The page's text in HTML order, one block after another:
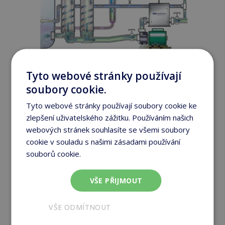
Proces úpravy vody ve
vířivce MARQUIS
Skimmer Vortex System zachytí
všechny povrchové nečistotyjako
jsou zbytky kosmetických produktů
(tělová mléka a oleje, pleťové vody,
make-up a další). Tyto nečistoty se
S pomocí bezpečného systému sání
je čerpána voda z
prostoru pro nohy
Filtrační systém nutí vodu proudit
Tyto webové stránky používají
soubory cookie.
Tyto webové stránky používají soubory cookie ke
zlepšení uživatelského zážitku. Používáním našich
webových stránek souhlasíte se všemi soubory
cookie v souladu s našimi zásadami používání
souborů cookie.
VŠE PŘIJMOUT
VŠE ODMÍTNOUT